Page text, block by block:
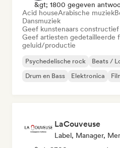
&gt; 1800 gegeven
Acid houseArabische muziek
Dansmuziek
Geef kunstenaars constructief
Geef artiesten gedetailleerde
geluid/productie
Psychedelische rock Beats /
Drum en Bass
Elektronica
LaCouveuse
Label, Manager,